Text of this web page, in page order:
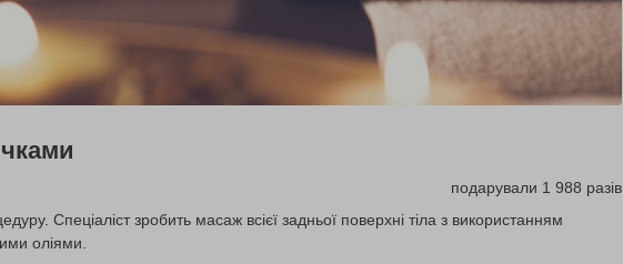
подарували 1 988 разів
Спеціаліст зробить масаж всієї задньої поверхні тіла з використанням
оліями.